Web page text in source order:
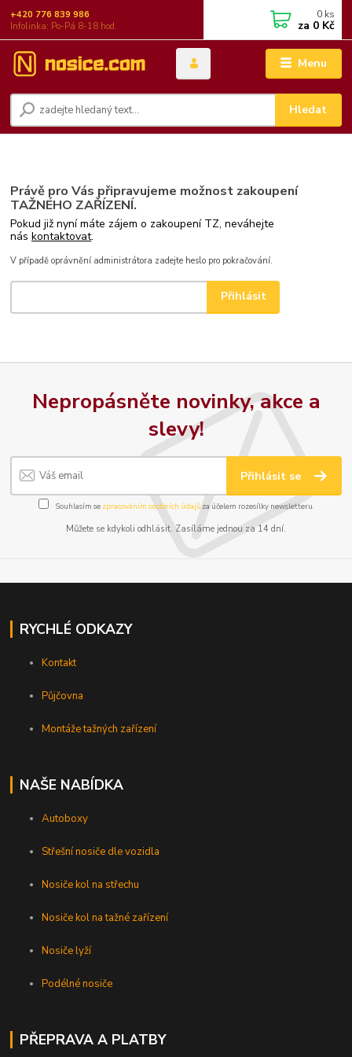
Menu
Hledat
+420 776 839 986
Infolinka: Po-Pá 8-18 hod.
0 ks
za 0 Kč
Právě pro Vás připravujeme možnost zakoupení
TAŽNÉHO ZAŘÍZENÍ.
Pokud již nyní máte zájem o zakoupení TZ, neváhejte
náskontaktovat.
V případě oprávnění administrátora zadejte heslo pro pokračování.
Nepropásněte novinky, akce a
slevy!
Přihlásit se
Souhlasím se zpracováním osobních údajůza účelem rozesílky newsletteru.
Můžete se kdykoli odhlásit. Zasíláme jednou za 14 dní.
RYCHLÉ ODKAZY
Kontakt
Půjčovna
Montáže tažných zařízení
NAŠE NABÍDKA
Autoboxy
Střešní nosiče dle vozidla
Nosiče kol na střechu
Nosiče kol na tažné zařízení
Nosiče lyží
Podélné nosiče
PŘEPRAVA A PLATBY